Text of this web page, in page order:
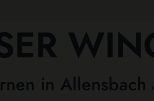
in Allensbach